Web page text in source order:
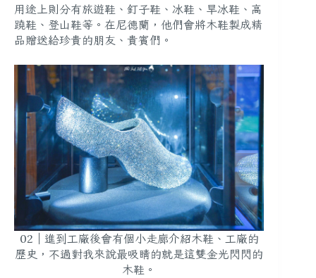
用途上則分有旅遊鞋、釘子鞋、冰鞋、旱冰鞋、高
蹺鞋、登山鞋等。在尼德蘭，他們會將木鞋製成精
品贈送給珍貴的朋友、貴賓們。
02｜進到工廠後會有個小走廊介紹木鞋、工廠的
歷史，不過對我來說最吸睛的就是這雙金光閃閃的
木鞋。